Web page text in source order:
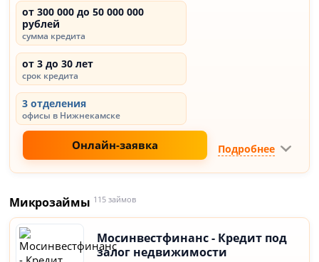
от 300 000 до 50 000 000
рублей
сумма кредита
от 3 до 30 лет
срок кредита
3 отделения
офисы в Нижнекамске
Онлайн-заявка Подробнее
Микрозаймы 115 займов
Мосинвестфинанс - Кредит под
залог недвижимости